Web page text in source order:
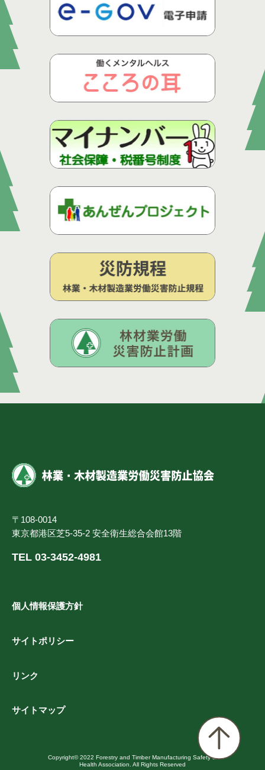
〒108-0014
東京都港区芝5-35-2 安全衛生総合会館13階
TEL 03-3452-4981
個人情報保護方針
サイトポリシー
リンク
サイトマップ
Copyright© 2022 Forestry and Timber Manufacturing Safety &
Health Association. All Rights Reserved